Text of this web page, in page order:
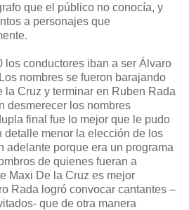
que el público no conocía, y
a personajes que
los conductores iban a ser Álvaro
nombres se fueron barajando
la Cruz y terminar en Ruben Rada
desmerecer los nombres
final fue lo mejor que le pudo
detalle menor la elección de los
adelante porque era un programa
de quienes fueran a
Maxi De la Cruz es mejor
Rada logró convocar cantantes –
que de otra manera